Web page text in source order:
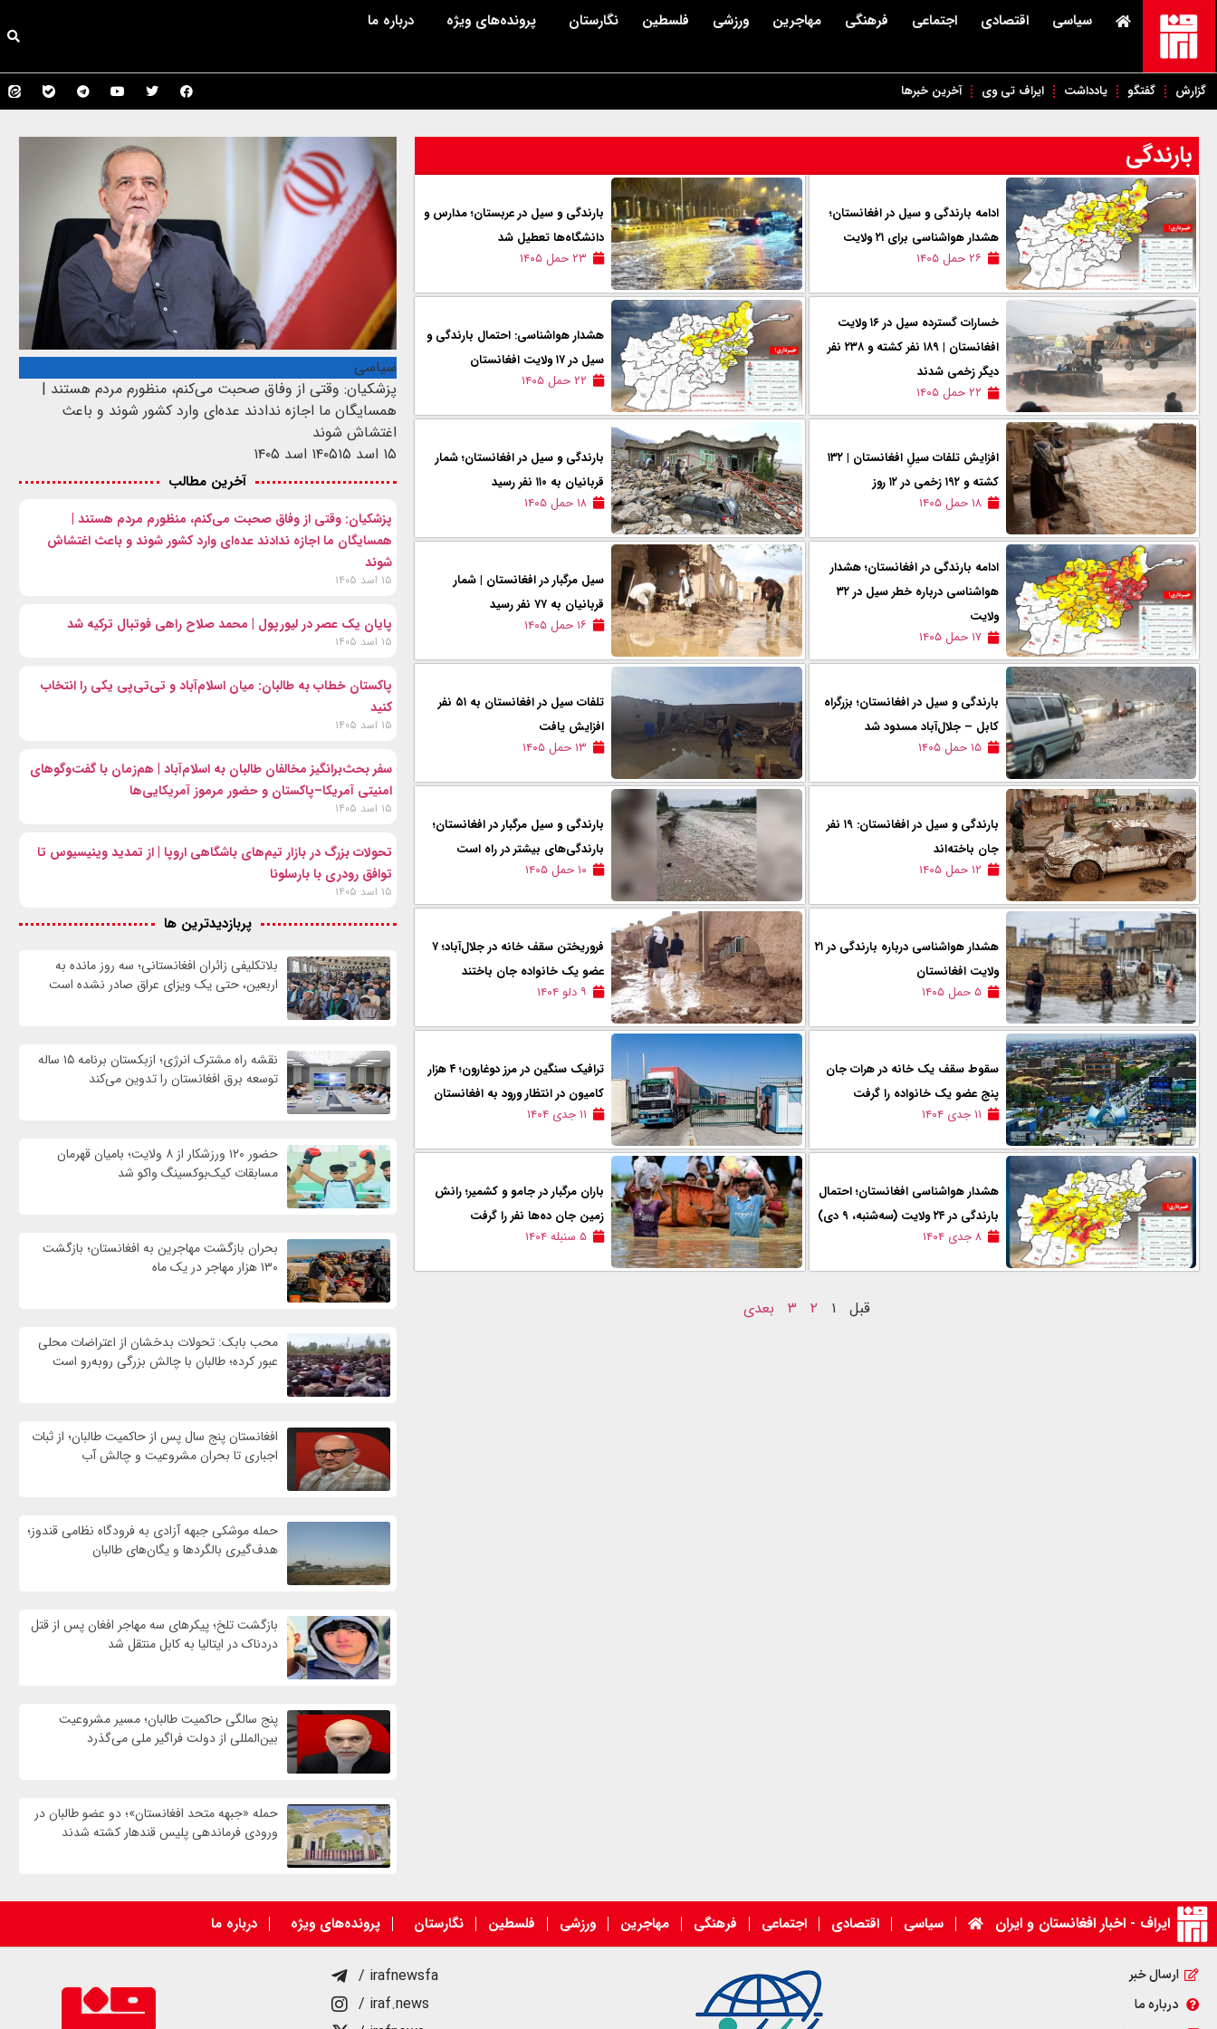
سیاسی اقتصادی اجتماعی فرهنگی مهاجرین ورزشی فلسطین نگارستان پرونده‌های ویژه درباره ما
گزارش گفتگو یادداشت ایراف تی وی آخرین خبرها
بارندگی
ادامه بارندگی و سیل در افغانستان؛
هشدار هواشناسی برای ۲۱ ولایت
۲۶ حمل ۱۴۰۵
بارندگی و سیل در عربستان؛ مدارس و
دانشگاه‌ها تعطیل شد
۲۳ حمل ۱۴۰۵
خسارات گسترده سیل در ۱۶ ولایت
افغانستان | ۱۸۹ نفر کشته و ۲۳۸ نفر
دیگر زخمی شدند
۲۲ حمل ۱۴۰۵
هشدار هواشناسی: احتمال بارندگی و
سیل در ۱۷ ولایت افغانستان
۲۲ حمل ۱۴۰۵
افزایش تلفات سیلِ افغانستان | ۱۳۲
کشته و ۱۹۲ زخمی در ۱۲ روز
۱۸ حمل ۱۴۰۵
بارندگی و سیل در افغانستان؛ شمار
قربانیان به ۱۱۰ نفر رسید
۱۸ حمل ۱۴۰۵
ادامه بارندگی در افغانستان؛ هشدار
هواشناسی درباره خطر سیل در ۳۲
ولایت
۱۷ حمل ۱۴۰۵
سیل مرگبار در افغانستان | شمار
قربانیان به ۷۷ نفر رسید
۱۶ حمل ۱۴۰۵
بارندگی و سیل در افغانستان؛ بزرگراه
کابل – جلال‌آباد مسدود شد
۱۵ حمل ۱۴۰۵
تلفات سیل در افغانستان به ۵۱ نفر
افزایش یافت
۱۳ حمل ۱۴۰۵
بارندگی و سیل در افغانستان: ۱۹ نفر
جان باخته‌اند
۱۲ حمل ۱۴۰۵
بارندگی و سیل مرگبار در افغانستان؛
بارندگی‌های بیشتر در راه است
۱۰ حمل ۱۴۰۵
هشدار هواشناسی درباره بارندگی در ۲۱
ولایت افغانستان
۵ حمل ۱۴۰۵
فروریختن سقف خانه در جلال‌آباد؛ ۷
عضو یک خانواده جان باختند
۹ دلو ۱۴۰۴
سقوط سقف یک خانه در هرات جان
پنج عضو یک خانواده را گرفت
۱۱ جدی ۱۴۰۴
ترافیک سنگین در مرز دوغارون؛ ۴ هزار
کامیون در انتظار ورود به افغانستان
۱۱ جدی ۱۴۰۴
هشدار هواشناسی افغانستان؛ احتمال
بارندگی در ۲۴ ولایت (سه‌شنبه، ۹ دی)
۸ جدی ۱۴۰۴
باران مرگبار در جامو و کشمیر؛ رانش
زمین جان ده‌ها نفر را گرفت
۵ سنبله ۱۴۰۴
قبل ۱ ۲ ۳ بعدی
سیاسی
پزشکیان: وقتی از وفاق صحبت می‌کنم، منظورم مردم هستند |
همسایگان ما اجازه ندادند عده‌ای وارد کشور شوند و باعث
اغتشاش شوند
۱۵ اسد ۱۴۰۵
۱۵ اسد ۱۴۰۵
آخرین مطالب
پزشکیان: وقتی از وفاق صحبت می‌کنم، منظورم مردم هستند |
همسایگان ما اجازه ندادند عده‌ای وارد کشور شوند و باعث اغتشاش
شوند
۱۵ اسد ۱۴۰۵
پایان یک عصر در لیورپول | محمد صلاح راهی فوتبال ترکیه شد
۱۵ اسد ۱۴۰۵
پاکستان خطاب به طالبان: میان اسلام‌آباد و تی‌تی‌پی یکی را انتخاب
کنید
۱۵ اسد ۱۴۰۵
سفر بحث‌برانگیز مخالفان طالبان به اسلام‌آباد | هم‌زمان با گفت‌وگوهای
امنیتی آمریکا–پاکستان و حضور مرموز آمریکایی‌ها
۱۵ اسد ۱۴۰۵
تحولات بزرگ در بازار تیم‌های باشگاهی اروپا | از تمدید وینیسیوس تا
توافق رودری با بارسلونا
۱۵ اسد ۱۴۰۵
پربازدیدترین ها
بلاتکلیفی زائران افغانستانی؛ سه روز مانده به
اربعین، حتی یک ویزای عراق صادر نشده است
نقشه راه مشترک انرژی؛ ازبکستان برنامه ۱۵ ساله
توسعه برق افغانستان را تدوین می‌کند
حضور ۱۲۰ ورزشکار از ۸ ولایت؛ بامیان قهرمان
مسابقات کیک‌بوکسینگ واکو شد
بحران بازگشت مهاجرین به افغانستان؛ بازگشت
۱۳۰ هزار مهاجر در یک ماه
محب بابک: تحولات بدخشان از اعتراضات محلی
عبور کرده؛ طالبان با چالش بزرگی روبه‌رو است
افغانستان پنج سال پس از حاکمیت طالبان؛ از ثبات
اجباری تا بحران مشروعیت و چالش آب
حمله موشکی جبهه آزادی به فرودگاه نظامی قندوز؛
هدف‌گیری بالگردها و یگان‌های طالبان
بازگشت تلخ؛ پیکرهای سه مهاجر افغان پس از قتل
دردناک در ایتالیا به کابل منتقل شد
پنج سالگی حاکمیت طالبان؛ مسیر مشروعیت
بین‌المللی از دولت فراگیر ملی می‌گذرد
حمله «جبهه متحد افغانستان»؛ دو عضو طالبان در
ورودی فرماندهی پلیس قندهار کشته شدند
ایراف - اخبار افغانستان و ایران سیاسی اقتصادی اجتماعی فرهنگی مهاجرین ورزشی فلسطین نگارستان پرونده‌های ویژه درباره ما
ارسال خبر
درباره ما
/ irafnewsfa
/ iraf.news